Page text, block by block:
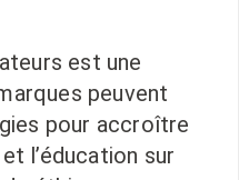
est une
peuvent
pour accroître
l’éducation sur